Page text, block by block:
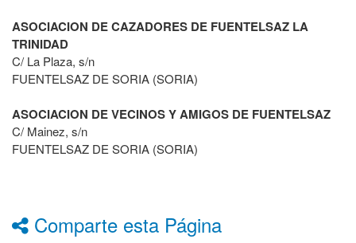
ASOCIACION DE CAZADORES DE FUENTELSAZ LA
TRINIDAD
C/ La Plaza, s/n
FUENTELSAZ DE SORIA (SORIA)
ASOCIACION DE VECINOS Y AMIGOS DE FUENTELSAZ
C/ Mainez, s/n
FUENTELSAZ DE SORIA (SORIA)
Comparte esta Página